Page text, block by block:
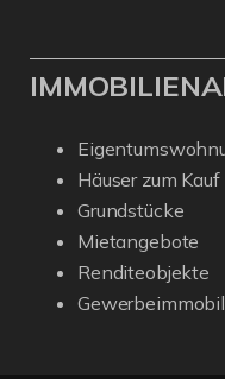
Häuser zum Kauf
Grundstücke
Mietangebote
Renditeobjekte